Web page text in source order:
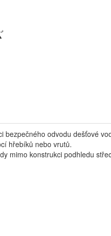
odvodu dešťové
hřebíků nebo vrutů.
mimo konstrukci podhledu